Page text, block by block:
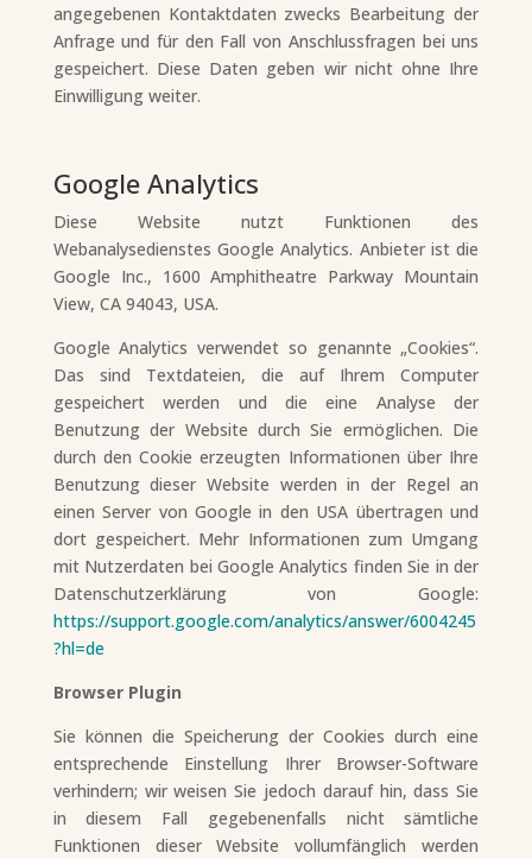
angegebenen Kontaktdaten zwecks Bearbeitung der
Anfrage und für den Fall von Anschlussfragen bei uns
gespeichert. Diese Daten geben wir nicht ohne Ihre
Einwilligung weiter.
Google Analytics
Diese Website nutzt Funktionen des
Webanalysedienstes Google Analytics. Anbieter ist die
Google Inc., 1600 Amphitheatre Parkway Mountain
View, CA 94043, USA.
Google Analytics verwendet so genannte „Cookies“.
Das sind Textdateien, die auf Ihrem Computer
gespeichert werden und die eine Analyse der
Benutzung der Website durch Sie ermöglichen. Die
durch den Cookie erzeugten Informationen über Ihre
Benutzung dieser Website werden in der Regel an
einen Server von Google in den USA übertragen und
dort gespeichert. Mehr Informationen zum Umgang
mit Nutzerdaten bei Google Analytics finden Sie in der
Datenschutzerklärung von Google:
https://support.google.com/analytics/answer/6004245
?hl=de
Browser Plugin
Sie können die Speicherung der Cookies durch eine
entsprechende Einstellung Ihrer Browser-Software
verhindern; wir weisen Sie jedoch darauf hin, dass Sie
in diesem Fall gegebenenfalls nicht sämtliche
Funktionen dieser Website vollumfänglich werden